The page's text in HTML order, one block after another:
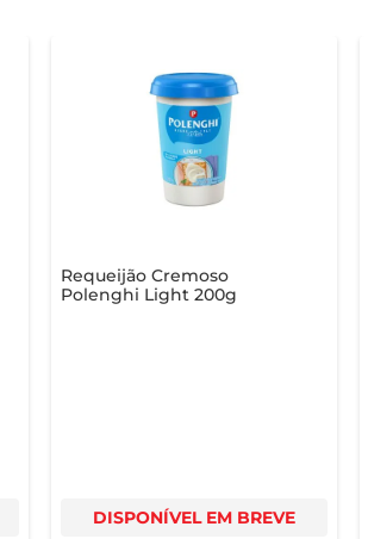
Requeijão Cremoso
Polenghi Light 200g
DISPONÍVEL EM BREVE